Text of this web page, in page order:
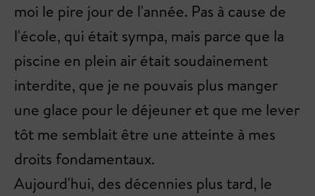
moi le pire jour de l'année. Pas à cause de
l'école, qui était sympa, mais parce que la
piscine en plein air était soudainement
interdite, que je ne pouvais plus manger
une glace pour le déjeuner et que me lever
tôt me semblait être une atteinte à mes
droits fondamentaux.
Aujourd'hui, des décennies plus tard, le